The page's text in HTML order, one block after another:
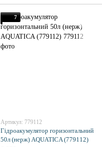
7
Артикул: 779112
Гідроакумулятор горизонтальний
50л (нерж) AQUATICA (779112)